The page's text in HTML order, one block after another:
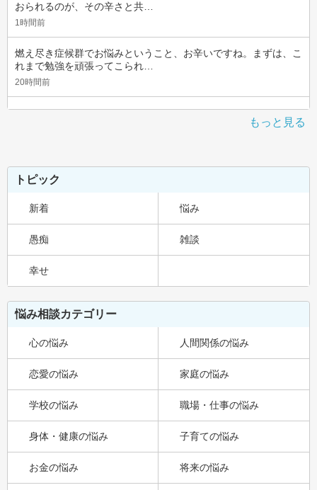
おられるのが、その辛さと共…
1時間前
燃え尽き症候群でお悩みということ、お辛いですね。まずは、こ
れまで勉強を頑張ってこられ…
20時間前
もっと見る
トピック
新着 悩み
愚痴 雑談
幸せ
悩み相談カテゴリー
心の悩み 人間関係の悩み
恋愛の悩み 家庭の悩み
学校の悩み 職場・仕事の悩み
身体・健康の悩み 子育ての悩み
お金の悩み 将来の悩み